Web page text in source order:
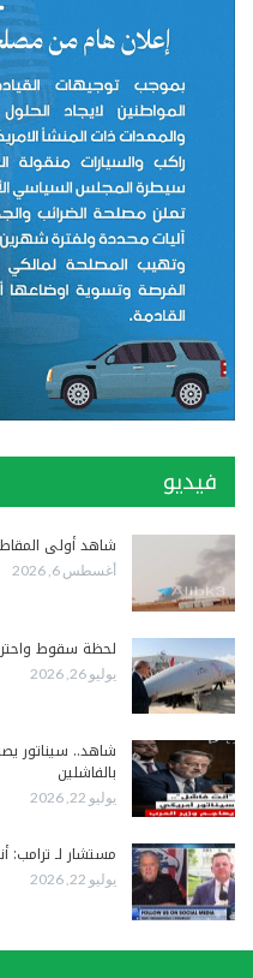
فيديو
شاهد أولى
أغسطس 6, 2026
لحظة سقوط
يوليو 26, 2026
شاهد.. سيناتور
بالفاشلين
يوليو 22, 2026
مستشار لـ
يوليو 22, 2026